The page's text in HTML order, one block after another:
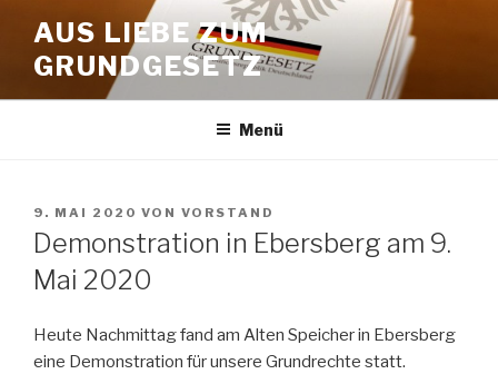
Inhalt
springen
AUS LIEBE ZUM
GRUNDGESETZ
Menü
VERÖFFENTLICHT
AM
9. MAI 2020 VON VORSTAND
Demonstration in Ebersberg am 9.
Mai 2020
Heute Nachmittag fand am Alten Speicher in Ebersberg
eine Demonstration für unsere Grundrechte statt.